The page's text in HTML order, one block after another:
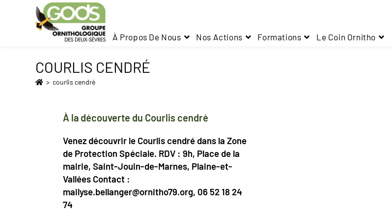
À Propos De Nous Nos Actions Formations Le Coin Ornitho
COURLIS CENDRÉ
> courlis cendré
À la découverte du Courlis cendré
Venez découvrir le Courlis cendré dans la Zone
de Protection Spéciale. RDV : 9h, Place de la
mairie, Saint-Jouin-de-Marnes, Plaine-et-
Vallées Contact :
mailyse.bellanger@ornitho79.org, 06 52 18 24
74